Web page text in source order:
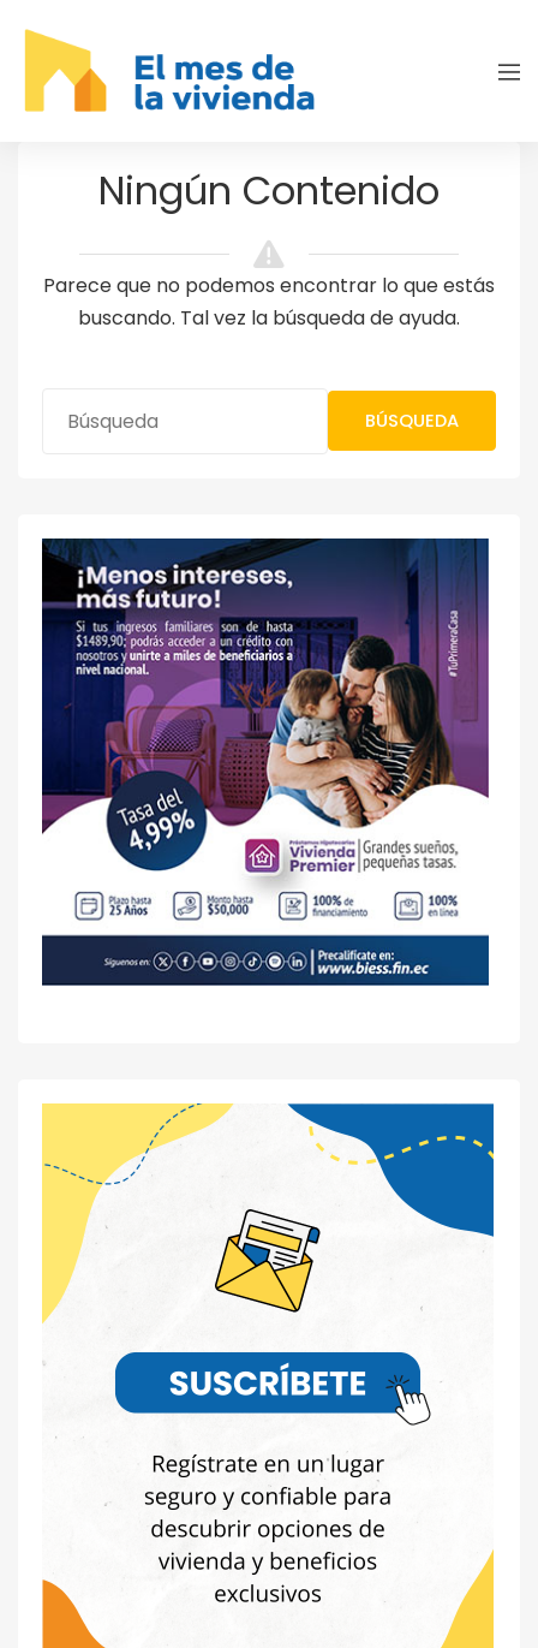
Ningún Contenido
Parece que no podemos encontrar lo que estás
buscando. Tal vez la búsqueda de ayuda.
BÚSQUEDA